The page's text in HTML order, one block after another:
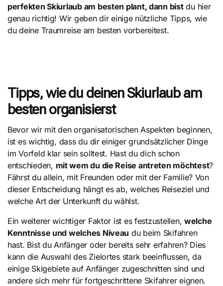
perfekten Skiurlaub am besten plant, dann bistdu hier
genau richtig! Wir geben dir einige nützliche Tipps, wie
du deine Traumreise am besten vorbereitest.
Tipps, wie du deinen Skiurlaub am
besten organisierst
Bevor wir mit den organisatorischen Aspekten beginnen,
ist es wichtig, dass du dir einiger grundsätzlicher Dinge
im Vorfeld klar sein solltest. Hast du dich schon
entschieden, mit wem du die Reise antreten möchtest?
Fährst du allein, mit Freunden oder mit der Familie? Von
dieser Entscheidung hängt es ab, welches Reiseziel und
welche Art der Unterkunft du wählst.
Ein weiterer wichtiger Faktor ist es festzustellen, welche
Kenntnisse und welches Niveau du beim Skifahren
hast. Bist du Anfänger oder bereits sehr erfahren? Dies
kann die Auswahl des Zielortes stark beeinflussen, da
einige Skigebiete auf Anfänger zugeschnitten sind und
andere sich mehr für fortgeschrittene Skifahrer eignen.